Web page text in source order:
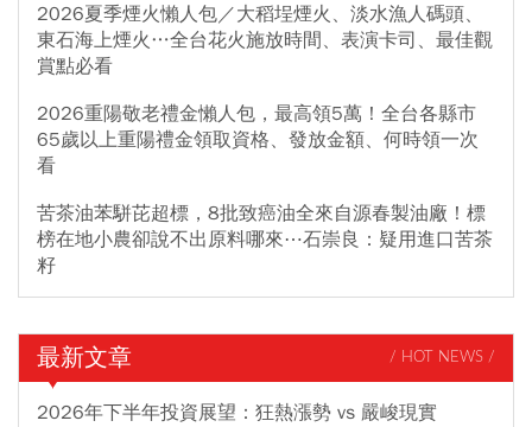
2026夏季煙火懶人包／大稻埕煙火、淡水漁人碼頭、
東石海上煙火…全台花火施放時間、表演卡司、最佳觀
賞點必看
2026重陽敬老禮金懶人包，最高領5萬！全台各縣市
65歲以上重陽禮金領取資格、發放金額、何時領一次
看
苦茶油苯駢芘超標，8批致癌油全來自源春製油廠！標
榜在地小農卻說不出原料哪來⋯石崇良：疑用進口苦茶
籽
最新文章 / HOT NEWS /
2026年下半年投資展望：狂熱漲勢 vs 嚴峻現實